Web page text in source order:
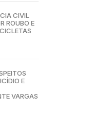
CIVIL
ROUBO E
E
VARGAS